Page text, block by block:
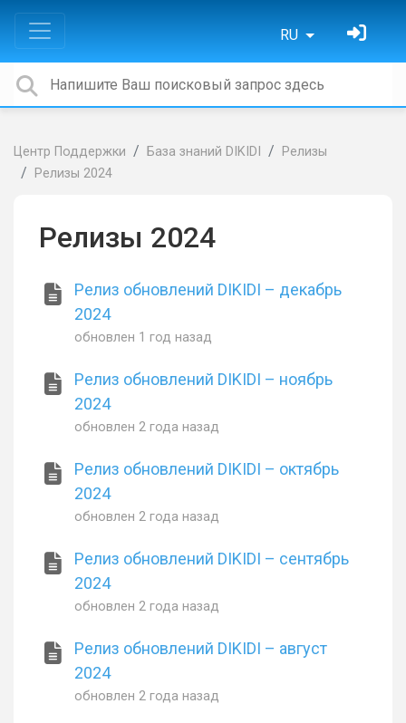
RU
Центр Поддержки База знаний DIKIDI
Релизы
Релизы 2024
Релизы 2024
Релиз обновлений DIKIDI – декабрь
2024
обновлен 1 год назад
Релиз обновлений DIKIDI – ноябрь
2024
обновлен2 года назад
Релиз обновлений DIKIDI – октябрь
2024
обновлен2 года назад
Релиз обновлений DIKIDI – сентябрь
2024
обновлен2 года назад
Релиз обновлений DIKIDI – август
2024
обновлен2 года назад